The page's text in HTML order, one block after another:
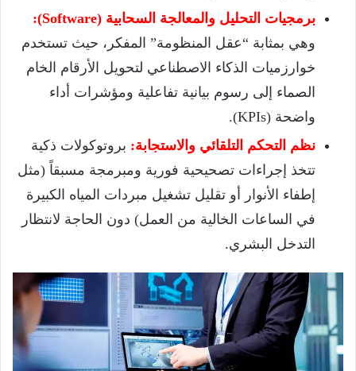
برمجيات التحليل والمعالجة السحابية (Software):
وهي بمثابة “عقل المنظومة” المفكر، حيث تستخدم
خوارزميات الذكاء الاصطناعي لتحويل الأرقام الخام
الصماء إلى رسوم بيانية تفاعلية ومؤشرات أداء
واضحة (KPIs).
نظم التحكم التلقائي والاستجابة: بروتوكولات ذكية
تتخذ إجراءات تصحيحية فورية ومبرمجة مسبقاً (مثل
إطفاء الأنوار أو تقليل تشغيل مبردات المياه الكبيرة
في الساعات الخالية من العمل) دون الحاجة لانتظار
التدخل البشري.